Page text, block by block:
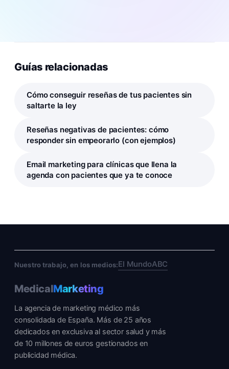
Guías relacionadas
Cómo conseguir reseñas de tus pacientes sin
saltarte la ley
Reseñas negativas de pacientes: cómo
responder sin empeorarlo (con ejemplos)
Email marketing para clínicas que llena la
agenda con pacientes que ya te conoce
Nuestro trabajo, en los medios:El MundoABC
MedicalMarketing
La agencia de marketing médico más
consolidada de España. Más de 25 años
dedicados en exclusiva al sector salud y más
de 10 millones de euros gestionados en
publicidad médica.